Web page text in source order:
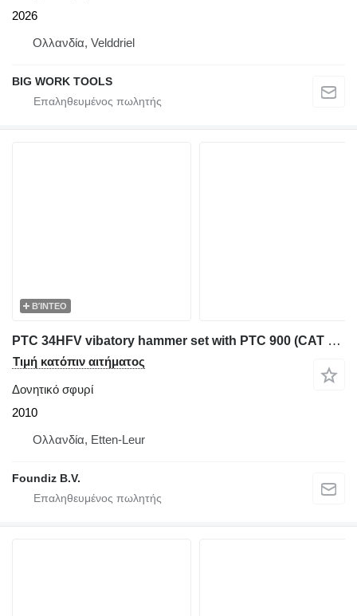
2026
Ολλανδία, Velddriel
BIG WORK TOOLS
ΒΊΝΤΕΟ
PTC 34HFV vibatory hammer set with PTC 900 (CAT C18) power unit
Τιμή κατόπιν αιτήματος
Δονητικό σφυρί
2010
Ολλανδία, Etten-Leur
Foundiz B.V.